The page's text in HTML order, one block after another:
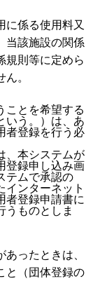
に係る使用料又
当該施設の関係
規則等に定めら
。
ことを希望する
いう。）は、あ
者登録を行う必
、本システムが
登録申し込み画
テムで承認の
インターネット
者登録申請書に
うものとしま
ったときは、
と（団体登録の